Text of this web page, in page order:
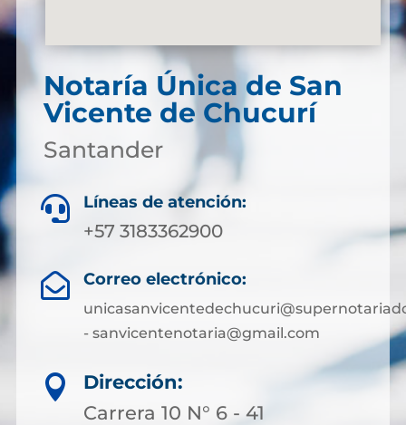
Notaría Única de San
Vicente de Chucurí
Santander
 Líneas de atención:
+57 3183362900
 Correo electrónico:
- sanvicentenotaria@gmail.com

Dirección:
Carrera 10 N° 6 - 41